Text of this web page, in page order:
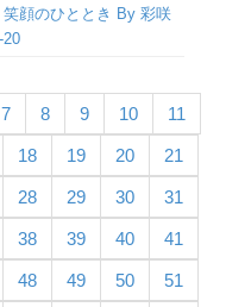
笑顔のひととき By 彩咲
20
7 8 9 10 11
18 19 20 21
28 29 30 31
38 39 40 41
48 49 50 51